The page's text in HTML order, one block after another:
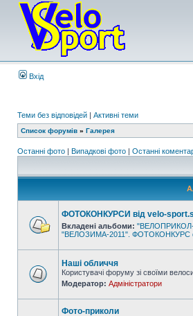
Вхід
Теми без відповідей | Активні теми
Список форумів » Галерея
Останні фото | Випадкові фото | Останні
ФОТОКОНКУРСИ від velo-
Вкладені альбоми: "ВЕЛОПРИКОЛ-
"ВЕЛОЗИМА-2011". ФОТОКОНКУРС
Наші обличчя
Користувачі форуму зі своїми
Модератор: Адміністратори
Фото-приколи